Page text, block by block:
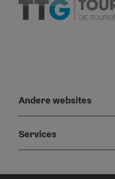
Andere websites
Services